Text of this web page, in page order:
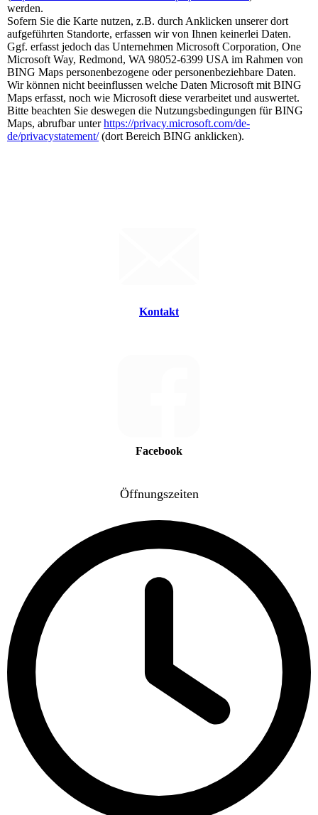
werden.
Sofern Sie die Karte nutzen, z.B. durch Anklicken unserer dort
aufgeführten Standorte, erfassen wir von Ihnen keinerlei Daten.
Ggf. erfasst jedoch das Unternehmen Microsoft Corporation, One
Microsoft Way, Redmond, WA 98052-6399 USA im Rahmen von
BING Maps personenbezogene oder personenbeziehbare Daten.
Wir können nicht beeinflussen welche Daten Microsoft mit BING
Maps erfasst, noch wie Microsoft diese verarbeitet und auswertet.
Bitte beachten Sie deswegen die Nutzungsbedingungen für BING
Maps, abrufbar unterhttps://privacy.microsoft.com/de-
de/privacystatement/(dort Bereich BING anklicken).
Kontakt
Facebook
Öffnungszeiten